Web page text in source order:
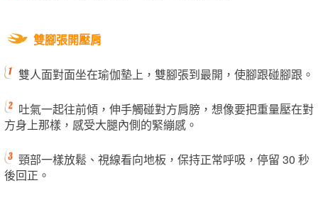
雙腳張開壓肩
雙人面對面坐在瑜伽墊上，雙腳張到最開，使腳跟碰腳跟。
吐氣一起往前傾，伸手觸碰對方肩膀，想像要把重量壓在對
方身上那樣，感受大腿內側的緊繃感。
頸部一樣放鬆、視線看向地板，保持正常呼吸，停留 30 秒
後回正。